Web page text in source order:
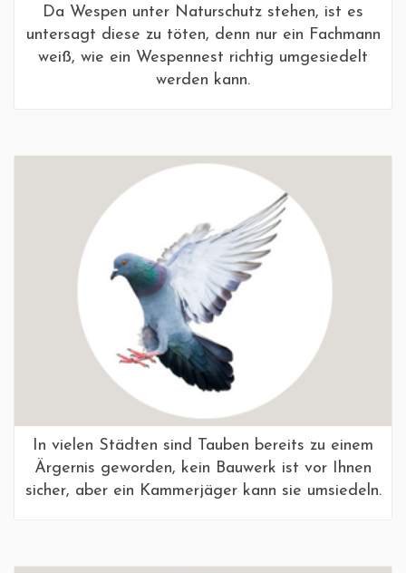
Da Wespen unter Naturschutz stehen, ist es
untersagt diese zu töten, denn nur ein Fachmann
weiß, wie ein Wespennest richtig umgesiedelt
werden kann.
In vielen Städten sind Tauben bereits zu einem
Ärgernis geworden, kein Bauwerk ist vor Ihnen
sicher, aber ein Kammerjäger kann sie umsiedeln.